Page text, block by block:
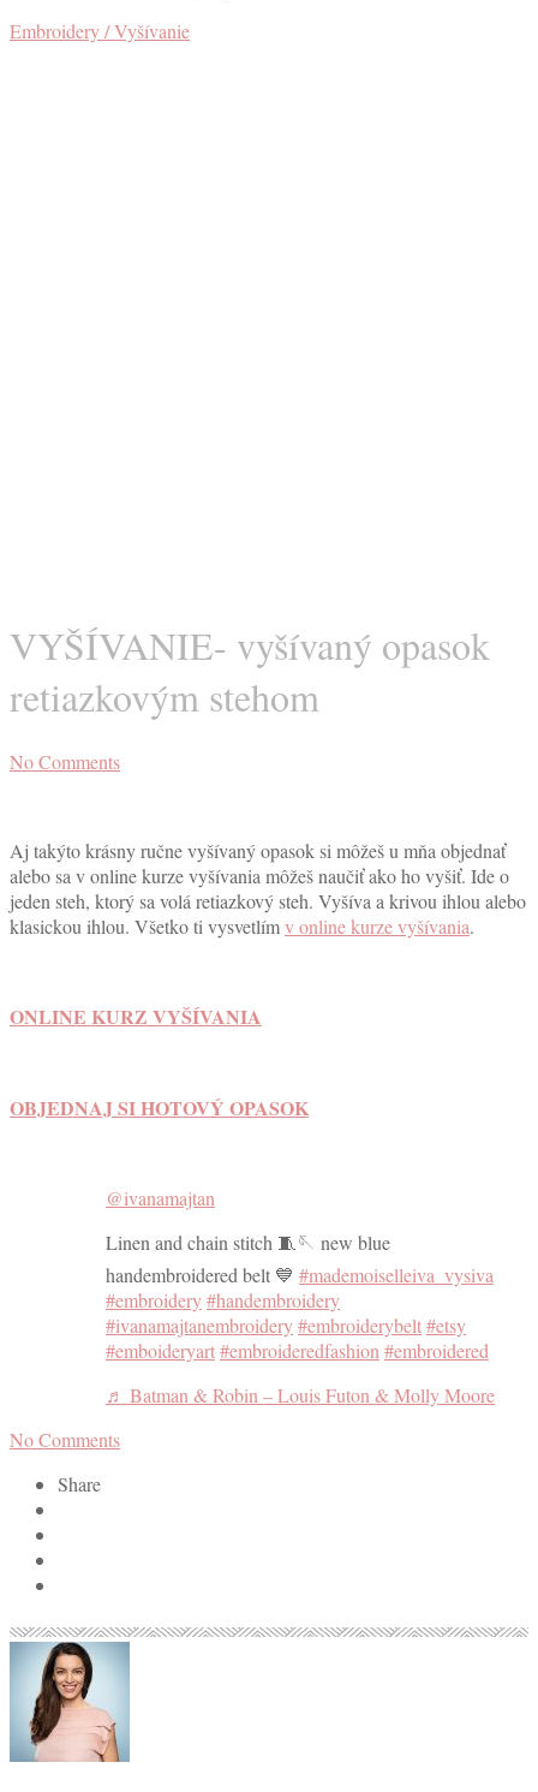
Embroidery / Vyšívanie
VYŠÍVANIE- vyšívaný opasok
retiazkovým stehom
No Comments
Aj takýto krásny ručne vyšívaný opasok si môžeš u mňa objednať
alebo sa v online kurze vyšívania môžeš naučiť ako ho vyšiť. Ide o
jeden steh, ktorý sa volá retiazkový steh. Vyšíva a krivou ihlou alebo
klasickou ihlou. Všetko ti vysvetlímv online kurze vyšívania.
ONLINE KURZ VYŠÍVANIA
OBJEDNAJ SI HOTOVÝ OPASOK
@ivanamajtan
Linen and chain stitch 🧵🪡 new blue
handembroidered belt 💙 #mademoiselleiva_vysiva
#embroidery#handembroidery
#ivanamajtanembroidery#embroiderybelt#etsy
#emboideryart#embroideredfashion #embroidered
♬ Batman & Robin – Louis Futon & Molly Moore
No Comments
Share